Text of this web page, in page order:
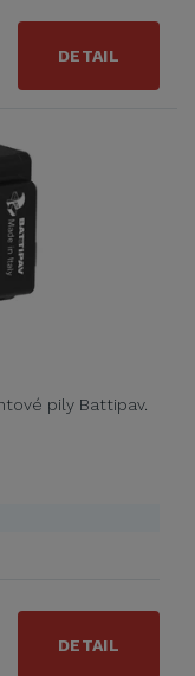
DETAIL
pily Battipav.
DETAIL